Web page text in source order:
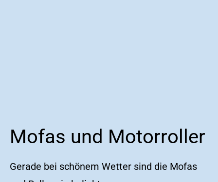
Mofas und Motorroller
Gerade bei schönem Wetter sind die Mofas